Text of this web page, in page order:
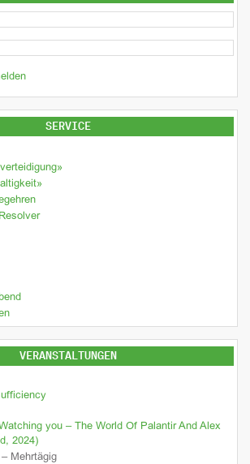
SERVICE
VERANSTALTUNGEN
you – The World Of Palantir And Alex
2024)
Mehrtägig